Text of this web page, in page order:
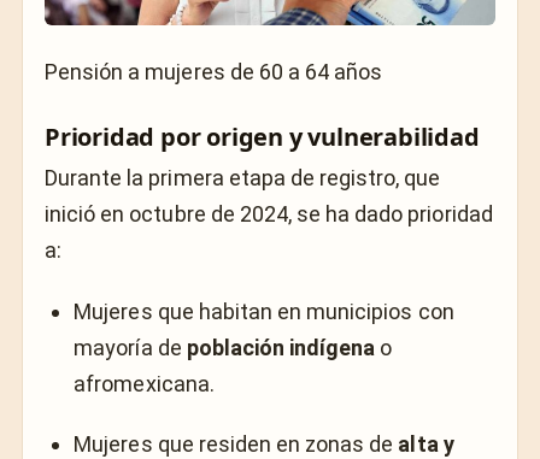
Pensión a mujeres de 60 a 64 años
Prioridad por origen y vulnerabilidad
Durante la primera etapa de registro, que
inició en octubre de 2024, se ha dado prioridad
a:
Mujeres que habitan en municipios con
mayoría de población indígena o
afromexicana.
Mujeres que residen en zonas de alta y